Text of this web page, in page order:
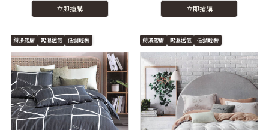
立即搶購 立即搶購
絲滑親膚 吸濕透氣 低調輕奢 絲滑親膚 吸濕透氣 低調輕奢